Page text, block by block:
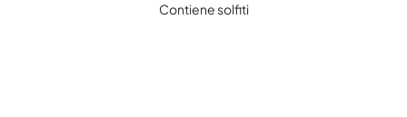
Contiene solfiti